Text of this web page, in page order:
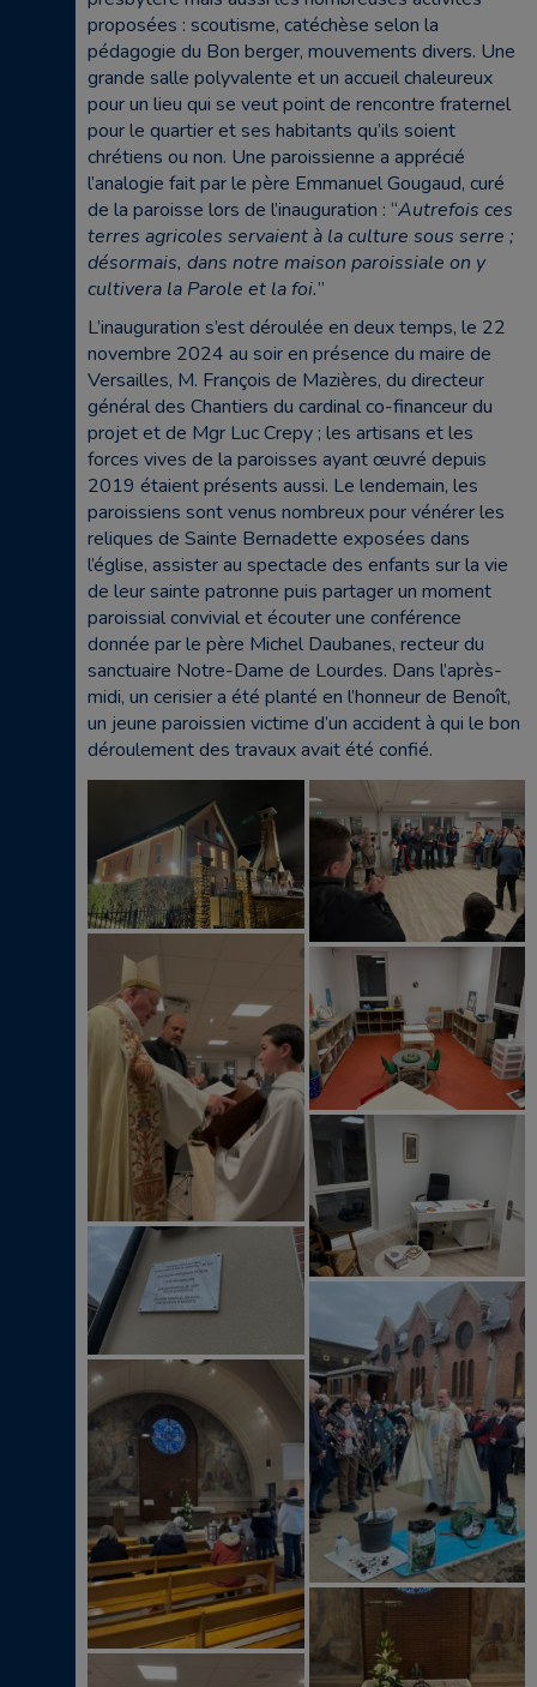
proposées : scoutisme, catéchèse selon la
pédagogie du Bon berger, mouvements divers. Une
grande salle polyvalente et un accueil chaleureux
pour un lieu qui se veut point de rencontre fraternel
pour le quartier et ses habitants qu’ils soient
chrétiens ou non. Une paroissienne a apprécié
l’analogie fait par le père Emmanuel Gougaud, curé
de la paroisse lors de l’inauguration : “Autrefois ces
terres agricoles servaient à la culture sous serre ;
désormais, dans notre maison paroissiale on y
cultivera la Parole et la foi.”
L’inauguration s’est déroulée en deux temps, le 22
novembre 2024 au soir en présence du maire de
Versailles, M. François de Mazières, du directeur
général des Chantiers du cardinal co-financeur du
projet et de Mgr Luc Crepy ; les artisans et les
forces vives de la paroisses ayant œuvré depuis
2019 étaient présents aussi. Le lendemain, les
paroissiens sont venus nombreux pour vénérer les
reliques de Sainte Bernadette exposées dans
l’église, assister au spectacle des enfants sur la vie
de leur sainte patronne puis partager un moment
paroissial convivial et écouter une conférence
donnée par le père Michel Daubanes, recteur du
sanctuaire Notre-Dame de Lourdes. Dans l’après-
midi, un cerisier a été planté en l’honneur de Benoît,
un jeune paroissien victime d’un accident à qui le bon
déroulement des travaux avait été confié.